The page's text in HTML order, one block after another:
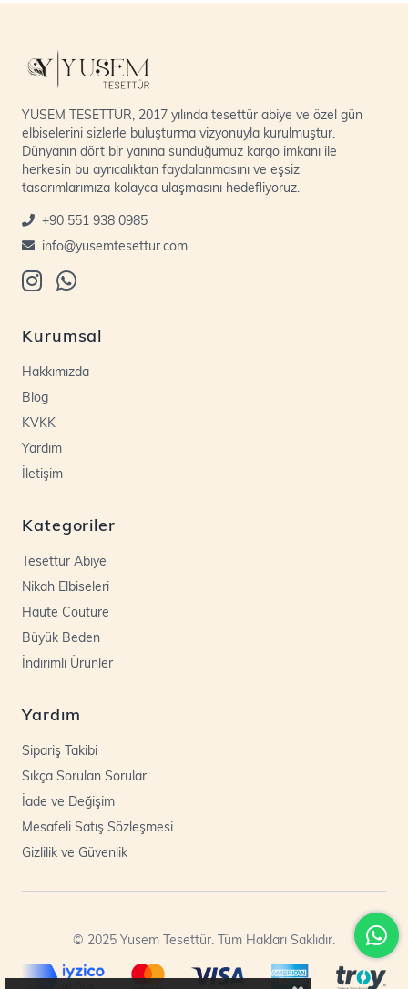
YUSEM TESETTÜR, 2017 yılında tesettür abiye ve özel gün
elbiselerini sizlerle buluşturma vizyonuyla kurulmuştur.
Dünyanın dört bir yanına sunduğumuz kargo imkanı ile
herkesin bu ayrıcalıktan faydalanmasını ve eşsiz
tasarımlarımıza kolayca ulaşmasını hedefliyoruz.
+90 551 938 0985
info@yusemtesettur.com
Kurumsal
Hakkımızda
Blog
KVKK
Yardım
İletişim
Kategoriler
Tesettür Abiye
Nikah Elbiseleri
Haute Couture
Büyük Beden
İndirimli Ürünler
Yardım
Sipariş Takibi
Sıkça Sorulan Sorular
İade ve Değişim
Mesafeli Satış Sözleşmesi
Gizlilik ve Güvenlik
© 2025 Yusem Tesettür. Tüm Hakları Saklıdır.